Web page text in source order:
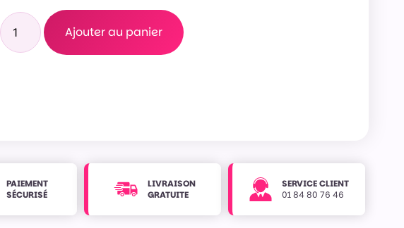
Ajouter au panier
PAIEMENT
SÉCURISÉ
LIVRAISON
GRATUITE
SERVICE CLIENT
01 84 80 76 46